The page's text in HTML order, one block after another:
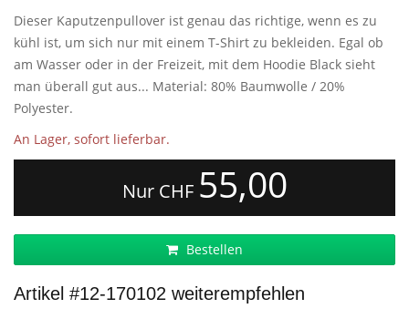
Dieser Kaputzenpullover ist genau das richtige, wenn es zu
kühl ist, um sich nur mit einem T-Shirt zu bekleiden. Egal ob
am Wasser oder in der Freizeit, mit dem Hoodie Black sieht
man überall gut aus... Material: 80% Baumwolle / 20%
Polyester.
An Lager, sofort lieferbar.
Nur CHF 55,00
Bestellen
Artikel #12-170102 weiterempfehlen